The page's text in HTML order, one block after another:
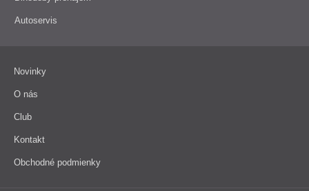
Autoservis
Novinky
O nás
Club
Kontakt
Obchodné podmienky